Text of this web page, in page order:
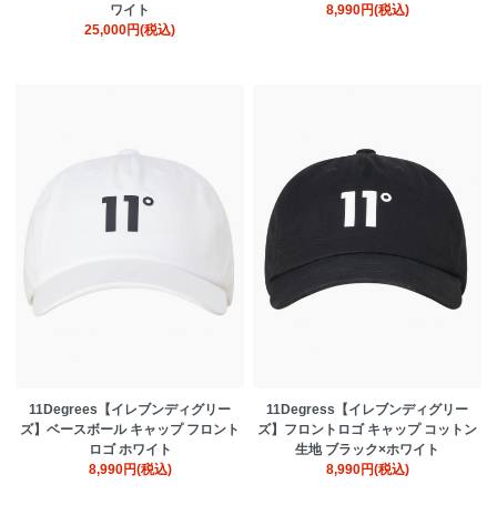
ワイト
25,000円(税込)
8,990円(税込)
11Degrees【イレブンディグリー
ズ】ベースボール キャップ フロント
ロゴ ホワイト
8,990円(税込)
11Degress【イレブンディグリー
ズ】フロントロゴ キャップ コットン
生地 ブラック×ホワイト
8,990円(税込)